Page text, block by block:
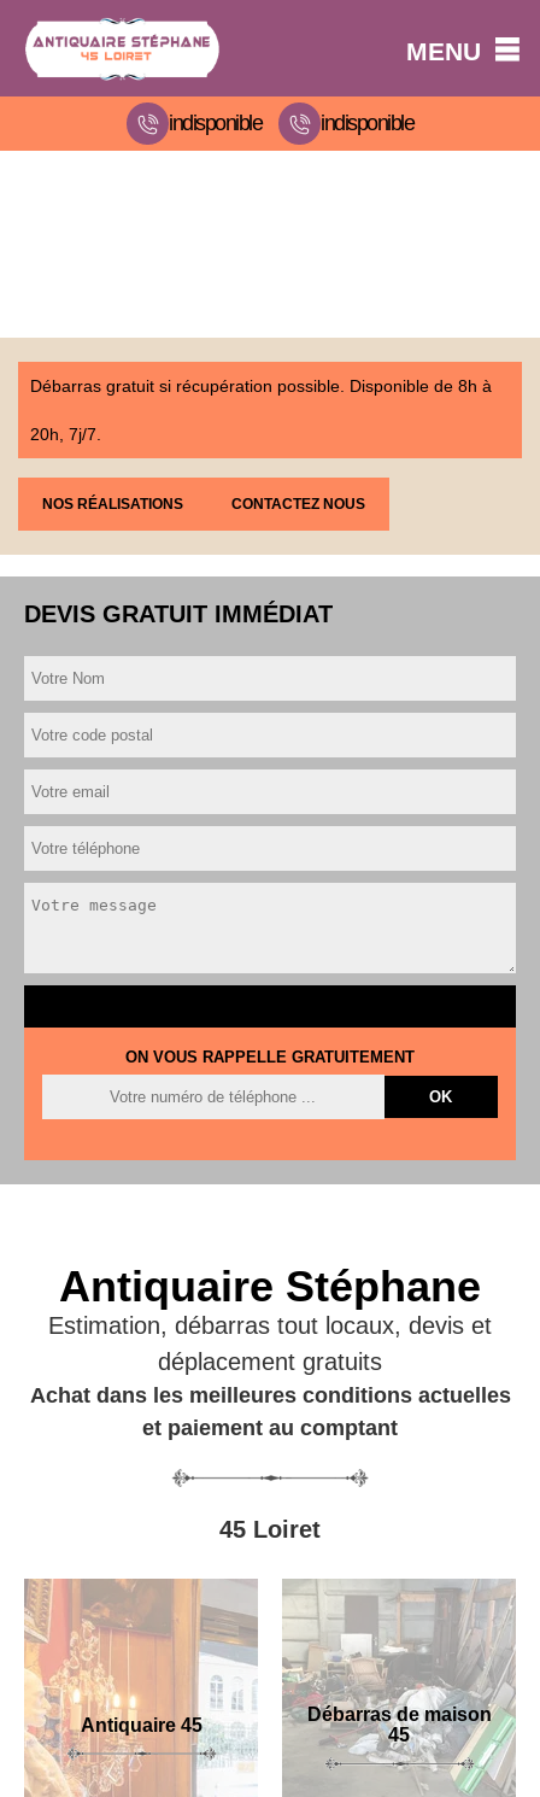
MENU
indisponible indisponible
Débarras gratuit si récupération possible. Disponible de 8h à
20h, 7j/7.
NOS RÉALISATIONS CONTACTEZ NOUS
DEVIS GRATUIT IMMÉDIAT
ON VOUS RAPPELLE GRATUITEMENT
Antiquaire Stéphane
Estimation, débarras tout locaux, devis et
déplacement gratuits
Achat dans les meilleures conditions actuelles
et paiement au comptant
45 Loiret
Antiquaire 45
Débarras de maison
45